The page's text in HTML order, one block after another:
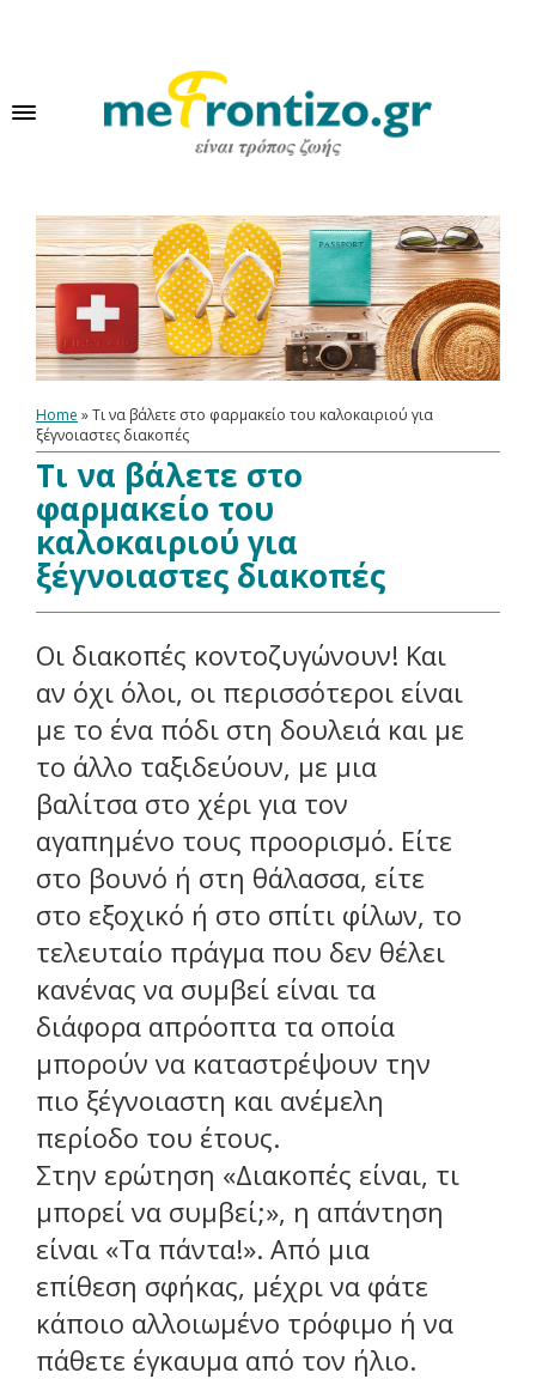
Home »Τι να βάλετε στο φαρμακείο του καλοκαιριού για
ξέγνοιαστες διακοπές
Τι να βάλετε στο
φαρμακείο του
καλοκαιριού για
ξέγνοιαστες διακοπές
Οι διακοπές κοντοζυγώνουν! Και
αν όχι όλοι, οι περισσότεροι είναι
με το ένα πόδι στη δουλειά και με
το άλλο ταξιδεύουν, με μια
βαλίτσα στο χέρι για τον
αγαπημένο τους προορισμό. Είτε
στο βουνό ή στη θάλασσα, είτε
στο εξοχικό ή στο σπίτι φίλων, το
τελευταίο πράγμα που δεν θέλει
κανένας να συμβεί είναι τα
διάφορα απρόοπτα τα οποία
μπορούν να καταστρέψουν την
πιο ξέγνοιαστη και ανέμελη
περίοδο του έτους.
Στην ερώτηση «Διακοπές είναι, τι
μπορεί να συμβεί;», η απάντηση
είναι «Τα πάντα!». Από μια
επίθεση σφήκας, μέχρι να φάτε
κάποιο αλλοιωμένο τρόφιμο ή να
πάθετε έγκαυμα από τον ήλιο.